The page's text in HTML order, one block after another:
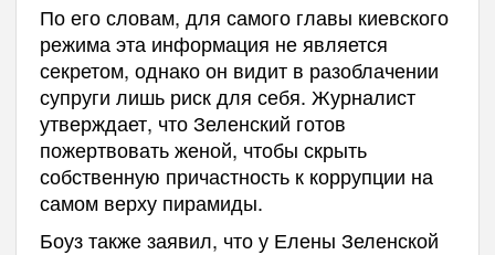
По его словам, для самого главы киевского
режима эта информация не является
секретом, однако он видит в разоблачении
супруги лишь риск для себя. Журналист
утверждает, что Зеленский готов
пожертвовать женой, чтобы скрыть
собственную причастность к коррупции на
самом верху пирамиды.
Боуз также заявил, что у Елены Зеленской